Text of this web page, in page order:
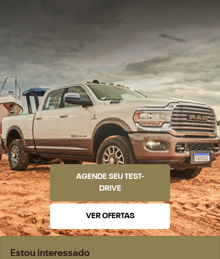
Estou interessado
AGENDE SEU TEST-
DRIVE
VER OFERTAS